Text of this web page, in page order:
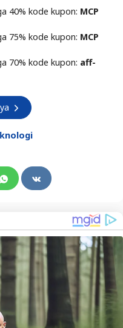
40% kode kupon: MCP
75% kode kupon: MCP
70% kode kupon: aff-